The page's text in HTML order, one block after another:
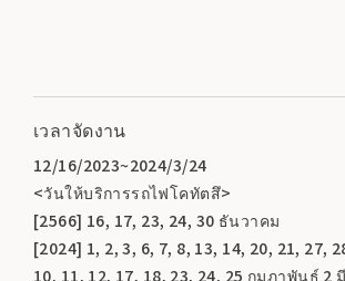
เวลาจัดงาน
12/16/2023~2024/3/24
<วันให้บริการรถไฟโคทัตสึ>
[2566] 16, 17, 23, 24, 30 ธันวาคม
[2024] 1, 2, 3, 6, 7, 8, 13, 14, 20, 21, 27,
10, 11, 12, 17, 18, 23, 24, 25 กุมภาพันธ์ 2